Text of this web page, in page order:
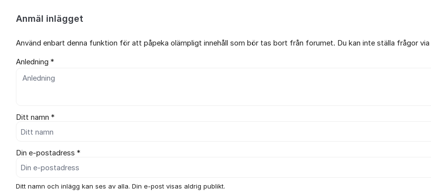
Anmäl inlägget
Använd enbart denna funktion för att påpeka olämpligt innehåll som bör tas bort från forumet. Du kan inte ställa frågor
Anledning *
Ditt namn *
Din e-postadress *
Ditt namn och inlägg kan ses av alla. Din e-post visas aldrig publikt.